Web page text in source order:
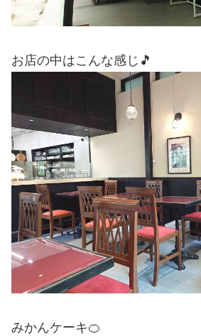
お店の中はこんな感じ🎵
みかんケーキ🍊